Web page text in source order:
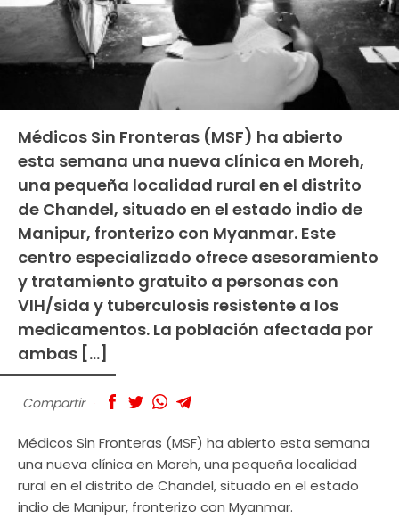
Médicos Sin Fronteras (MSF) ha abierto
esta semana una nueva clínica en Moreh,
una pequeña localidad rural en el distrito
de Chandel, situado en el estado indio de
Manipur, fronterizo con Myanmar. Este
centro especializado ofrece asesoramiento
y tratamiento gratuito a personas con
VIH/sida y tuberculosis resistente a los
medicamentos. La población afectada por
ambas […]
Compartir
Médicos Sin Fronteras (MSF) ha abierto esta semana
una nueva clínica en Moreh, una pequeña localidad
rural en el distrito de Chandel, situado en el estado
indio de Manipur, fronterizo con Myanmar.